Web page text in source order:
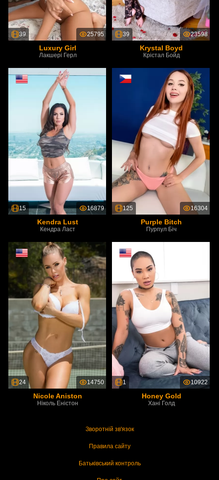
39 25795
Luxury Girl
Лакшері Герл
39 23598
Krystal Boyd
Крістал Бойд
15 16879
Kendra Lust
Кендра Ласт
125 16304
Purple Bitch
Пурпул Біч
24 14750
Nicole Aniston
Ніколь Еністон
1 10922
Honey Gold
Хані Голд
Зворотній зв'язок
Правила сайту
Батьківський контроль